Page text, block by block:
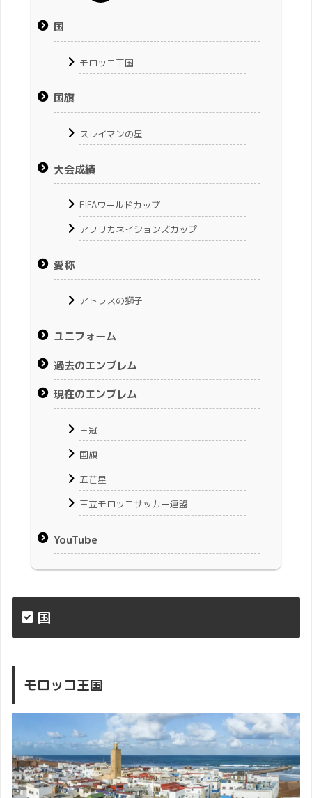
国
モロッコ王国
国旗
スレイマンの星
大会成績
FIFAワールドカップ
アフリカネイションズカップ
愛称
アトラスの獅子
ユニフォーム
過去のエンブレム
現在のエンブレム
王冠
国旗
五芒星
王立モロッコサッカー連盟
YouTube
国
モロッコ王国